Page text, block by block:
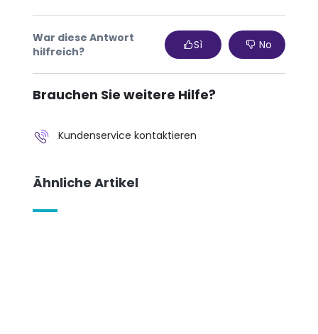
War diese Antwort
hilfreich?
Sì No
Brauchen Sie weitere Hilfe?
Kundenservice kontaktieren
Ähnliche Artikel